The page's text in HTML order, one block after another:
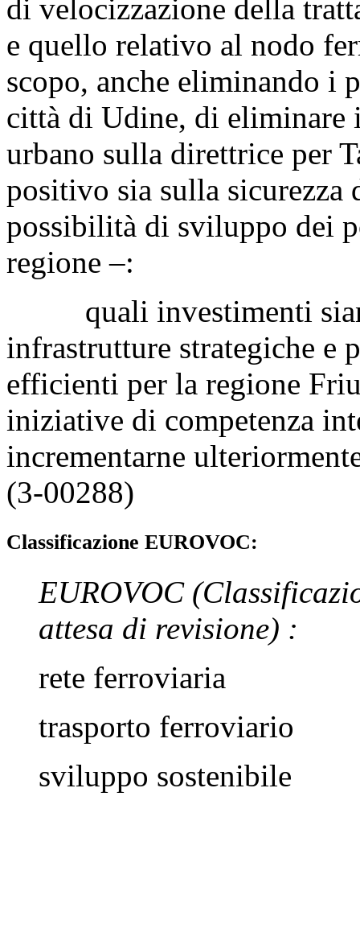
di velocizzazione della
e quello relativo al nodo
scopo, anche eliminando i
città di Udine, di
urbano sulla direttrice per
positivo sia sulla sicurezza
possibilità di sviluppo dei
regione –:
quali investimenti
infrastrutture strategiche e
efficienti per la regione
iniziative di competenza
incrementarne
(3-00288)
Classificazione EUROVOC:
EUROVOC
attesa di revisione) :
rete ferroviaria
trasporto ferroviario
sviluppo sostenibile